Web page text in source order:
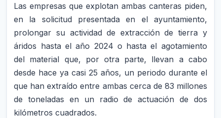
Las empresas que explotan ambas canteras piden,
en la solicitud presentada en el ayuntamiento,
prolongar su actividad de extracción de tierra y
áridos hasta el año 2024 o hasta el agotamiento
del material que, por otra parte, llevan a cabo
desde hace ya casi 25 años, un periodo durante el
que han extraído entre ambas cerca de 83 millones
de toneladas en un radio de actuación de dos
kilómetros cuadrados.